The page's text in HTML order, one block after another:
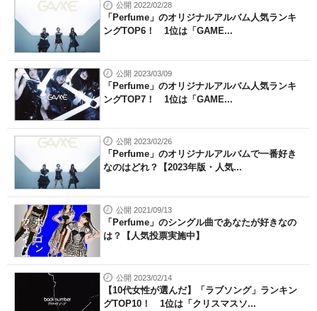
公開 2022/02/28
「Perfume」のオリジナルアルバム人気ランキ
ングTOP6！ 1位は「GAME...
公開 2023/03/09
「Perfume」のオリジナルアルバム人気ランキ
ングTOP7！ 1位は「GAME...
公開 2023/02/26
「Perfume」のオリジナルアルバムで一番好き
なのはどれ？【2023年版・人気...
公開 2021/09/13
「Perfume」のシングル曲であなたが好きなの
は？【人気投票実施中】
公開 2023/02/14
【10代女性が選んだ】「ラブソング」ランキン
グTOP10！ 1位は「クリスマスソ...